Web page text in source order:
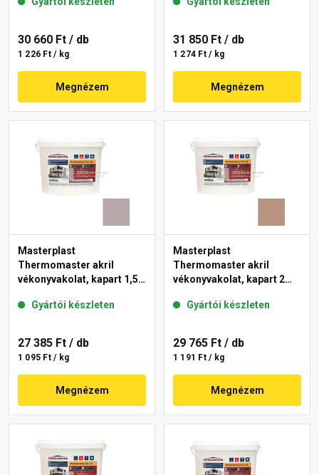
30 660 Ft / db
1 226 Ft / kg
Megnézem
31 850 Ft / db
1 274 Ft / kg
Megnézem
Masterplast
Thermomaster akril
vékonyvakolat, kapart 1,5
Gyártói készleten
27 385 Ft / db
1 095 Ft / kg
Megnézem
Masterplast
Thermomaster akril
vékonyvakolat, kapart 2
Gyártói készleten
29 765 Ft / db
1 191 Ft / kg
Megnézem